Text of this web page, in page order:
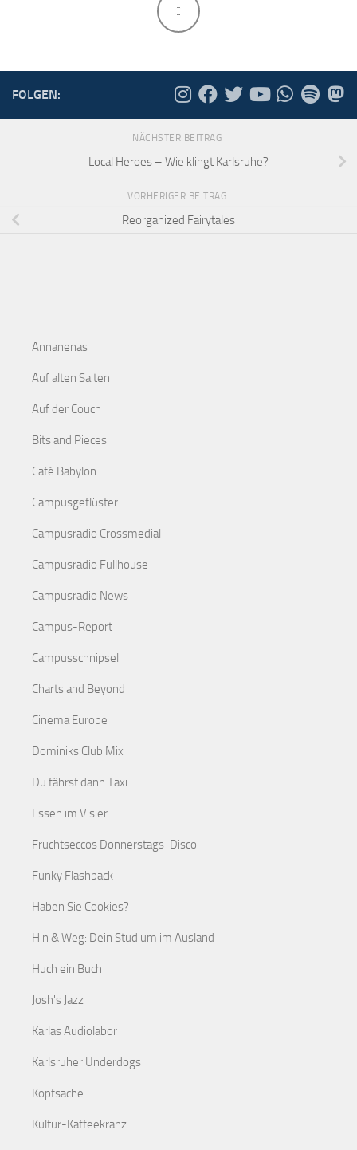
FOLGEN:
NÄCHSTER BEITRAG
Local Heroes – Wie klingt Karlsruhe?
VORHERIGER BEITRAG
Reorganized Fairytales
Annanenas
Auf alten Saiten
Auf der Couch
Bits and Pieces
Café Babylon
Campusgeflüster
Campusradio Crossmedial
Campusradio Fullhouse
Campusradio News
Campus-Report
Campusschnipsel
Charts and Beyond
Cinema Europe
Dominiks Club Mix
Du fährst dann Taxi
Essen im Visier
Fruchtseccos Donnerstags-Disco
Funky Flashback
Haben Sie Cookies?
Hin & Weg: Dein Studium im Ausland
Huch ein Buch
Josh's Jazz
Karlas Audiolabor
Karlsruher Underdogs
Kopfsache
Kultur-Kaffeekranz